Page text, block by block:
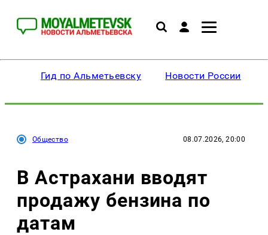
Гид по Альметьевску Новости России
Общество 08.07.2026, 20:00
В Астрахани вводят
продажу бензина по
датам